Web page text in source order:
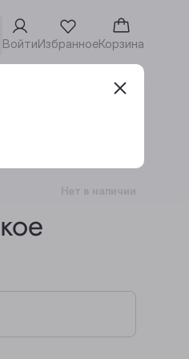
ВойтиИзбранноеКорзина
Адреса винотек
Нет в наличии